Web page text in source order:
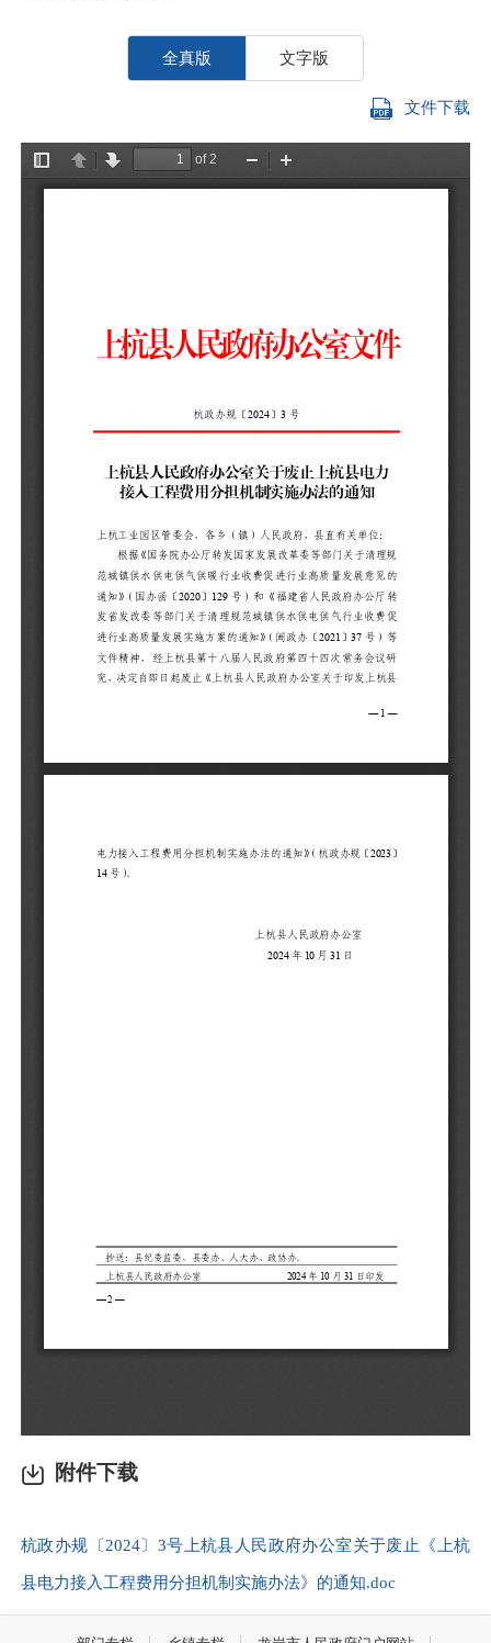
全真版 文字版
文件下载
附件下载
杭政办规〔2024〕3号上杭县人民政府办公室关于废止《上杭
县电力接入工程费用分担机制实施办法》的通知.doc